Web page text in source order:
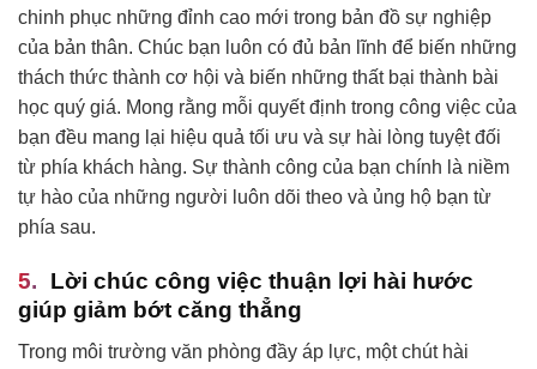
chinh phục những đỉnh cao mới trong bản đồ sự nghiệp
của bản thân. Chúc bạn luôn có đủ bản lĩnh để biến những
thách thức thành cơ hội và biến những thất bại thành bài
học quý giá. Mong rằng mỗi quyết định trong công việc của
bạn đều mang lại hiệu quả tối ưu và sự hài lòng tuyệt đối
từ phía khách hàng. Sự thành công của bạn chính là niềm
tự hào của những người luôn dõi theo và ủng hộ bạn từ
phía sau.
Lời chúc công việc thuận lợi hài hước
giúp giảm bớt căng thẳng
Trong môi trường văn phòng đầy áp lực, một chút hài